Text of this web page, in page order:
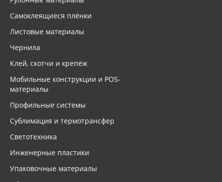
Самоклеящиеся плёнки
Листовые материалы
Чернила
Клей, скотчи и крепёж
Мобильные конструкции и POS-
материалы
Профильные системы
Сублимация и термотрансфер
Светотехника
Инженерные пластики
Упаковочные материалы